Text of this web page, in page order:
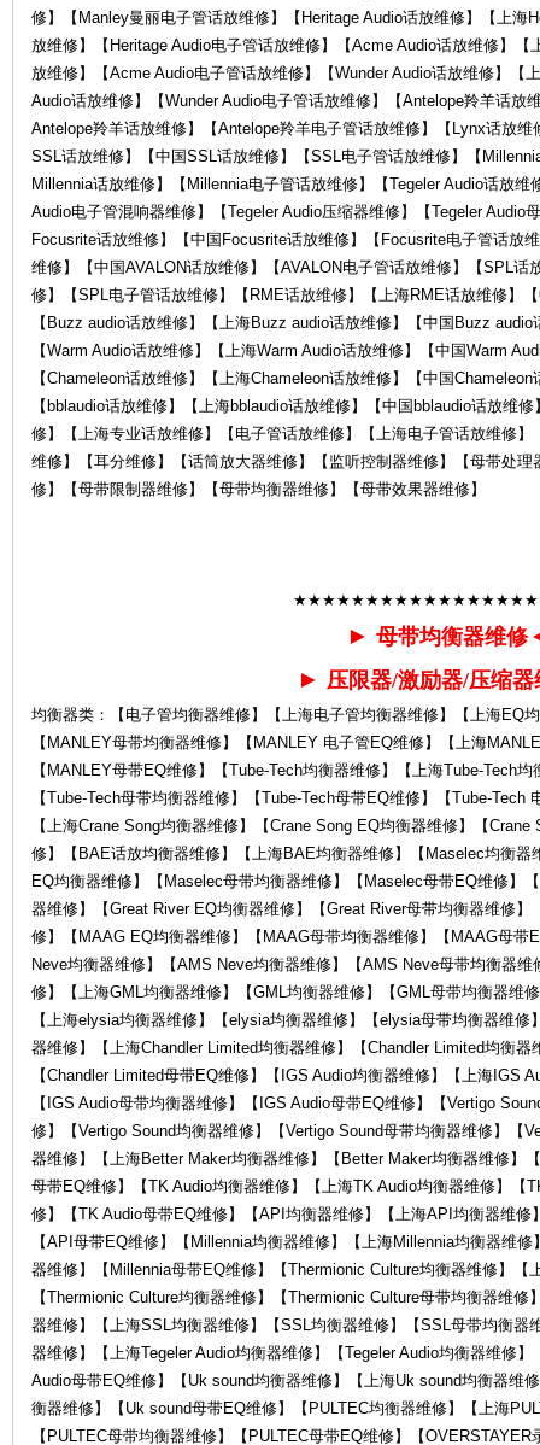
修】【Manley曼丽电子管话放维修】【Heritage Audio话放维修】【上海
放维修】【Heritage Audio电子管话放维修】【Acme Audio话放维修】
放维修】【Acme Audio电子管话放维修】【Wunder Audio话放维修】【
Audio话放维修】【Wunder Audio电子管话放维修】【Antelope羚羊话放
Antelope羚羊话放维修】【Antelope羚羊电子管话放维修】【Lynx话放
SSL话放维修】【中国SSL话放维修】【SSL电子管话放维修】【
Millennia话放维修】【Millennia电子管话放维修】【Tegeler Audio话放
Audio电子管混响器维修】【Tegeler Audio压缩器维修】【Tegeler Audio
Focusrite话放维修】【中国Focusrite话放维修】【Focusrite电子管话放
维修】【中国AVALON话放维修】【AVALON电子管话放维修】【SPL
修】【SPL电子管话放维修】【RME话放维修】【上海RME话放维修】
【Buzz audio话放维修】【上海Buzz audio话放维修】【中国Buzz
【Warm Audio话放维修】【上海Warm Audio话放维修】【中国Warm
【Chameleon话放维修】【上海Chameleon话放维修】【中国
【bblaudio话放维修】【上海bblaudio话放维修】【中国bblaudio话放维
修】【上海专业话放维修】【电子管话放维修】【上海电子管话放维修
维修】【耳分维修】【话筒放大器维修】【监听控制器维修】【母带处
修】【母带限制器维修】【母带均衡器维修】【母带效果器维修】
► 母带均衡器维修
► 压限器/激励器/压缩器
均衡器类：【电子管均衡器维修】【上海电子管均衡器维修】【上海EQ
【MANLEY母带均衡器维修】【MANLEY 电子管EQ维修】【上海
【MANLEY母带EQ维修】【Tube-Tech均衡器维修】【上海Tube-Tech
【Tube-Tech母带均衡器维修】【Tube-Tech母带EQ维修】【Tube-
【上海Crane Song均衡器维修】【Crane Song EQ均衡器维修】【
修】【BAE话放均衡器维修】【上海BAE均衡器维修】【Maselec均衡
EQ均衡器维修】【Maselec母带均衡器维修】【Maselec母带EQ维修】
器维修】【Great River EQ均衡器维修】【Great River母带均衡器维修
修】【MAAG EQ均衡器维修】【MAAG母带均衡器维修】【MAAG母
Neve均衡器维修】【AMS Neve均衡器维修】【AMS Neve母带均衡器
修】【上海GML均衡器维修】【GML均衡器维修】【GML母带均衡器维
【上海elysia均衡器维修】【elysia均衡器维修】【elysia母带均衡器维
器维修】【上海Chandler Limited均衡器维修】【Chandler Limited均衡
【Chandler Limited母带EQ维修】【IGS Audio均衡器维修】【上海IGS
【IGS Audio母带均衡器维修】【IGS Audio母带EQ维修】【Vertigo
修】【Vertigo Sound均衡器维修】【Vertigo Sound母带均衡器维修】【
器维修】【上海Better Maker均衡器维修】【Better Maker均衡器维修】
母带EQ维修】【TK Audio均衡器维修】【上海TK Audio均衡器维修】【
修】【TK Audio母带EQ维修】【API均衡器维修】【上海API均衡器维
【API母带EQ维修】【Millennia均衡器维修】【上海Millennia均衡器维
器维修】【Millennia母带EQ维修】【Thermionic Culture均衡器维修】【
【Thermionic Culture均衡器维修】【Thermionic Culture母带均衡器维
器维修】【上海SSL均衡器维修】【SSL均衡器维修】【SSL母带均衡器
器维修】【上海Tegeler Audio均衡器维修】【Tegeler Audio均衡器维修
Audio母带EQ维修】【Uk sound均衡器维修】【上海Uk sound均衡器维
衡器维修】【Uk sound母带EQ维修】【PULTEC均衡器维修】【上海
【PULTEC母带均衡器维修】【PULTEC母带EQ维修】【